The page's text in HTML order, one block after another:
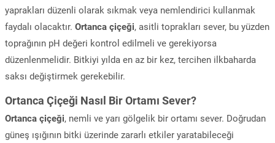
yaprakları düzenli olarak sıkmak veya nemlendirici kullanmak
faydalı olacaktır. Ortanca çiçeği, asitli toprakları sever, bu yüzden
toprağının pH değeri kontrol edilmeli ve gerekiyorsa
düzenlenmelidir. Bitkiyi yılda en az bir kez, tercihen ilkbaharda
saksı değiştirmek gerekebilir.
Ortanca Çiçeği Nasıl Bir Ortamı Sever?
Ortanca çiçeği, nemli ve yarı gölgelik bir ortamı sever. Doğrudan
güneş ışığının bitki üzerinde zararlı etkiler yaratabileceği